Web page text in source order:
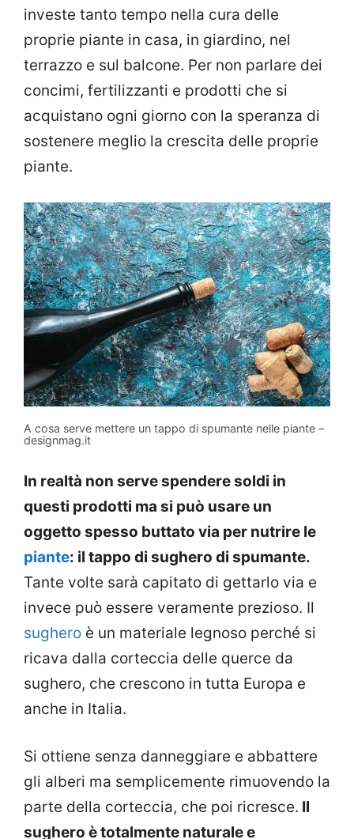
investe tanto tempo nella cura delle
proprie piante in casa, in giardino, nel
terrazzo e sul balcone. Per non parlare dei
concimi, fertilizzanti e prodotti che si
acquistano ogni giorno con la speranza di
sostenere meglio la crescita delle proprie
piante.
A cosa serve mettere un tappo di spumante nelle piante –
designmag.it
In realtà non serve spendere soldi in
questi prodotti ma si può usare un
oggetto spesso buttato via per nutrire le
piante: il tappo di sughero di spumante.
Tante volte sarà capitato di gettarlo via e
invece può essere veramente prezioso. Il
sughero è un materiale legnoso perché si
ricava dalla corteccia delle querce da
sughero, che crescono in tutta Europa e
anche in Italia.
Si ottiene senza danneggiare e abbattere
gli alberi ma semplicemente rimuovendo la
parte della corteccia, che poi ricresce. Il
sughero è totalmente naturale e